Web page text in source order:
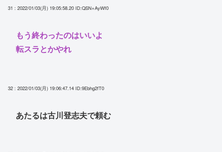
31 : 2022/01/03(月) 19:05:58.20 ID:QSN+AyWf0
もう終わったのはいいよ
転スラとかやれ
32 : 2022/01/03(月) 19:06:47.14 ID:9Ebhg2fT0
あたるは古川登志夫で頼む